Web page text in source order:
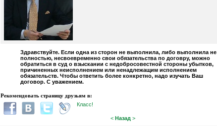
Здравствуйте. Если одна из сторон не выполнила, либо выполнила не
полностью, несвоевременно свои обязательства по договру, можно
обратиться в суд о взыскании с недобросовестной стороны убытков,
причиненных неисполнением или ненадлежащим исполнением
обязательств. Чтобы ответить более конкретно, надо изучать Ваш
договор. С уважением.
Рекомендовать страницу друзьям в:
Класс!
< Назад >